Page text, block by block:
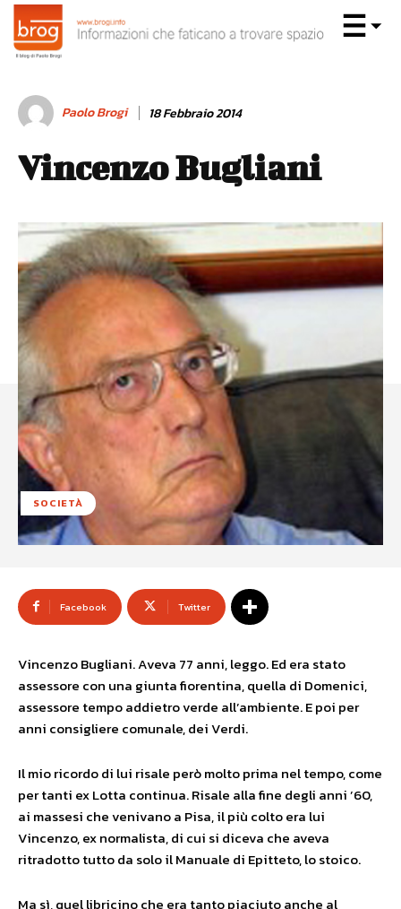
Paolo Brogi 18 Febbraio 2014
Vincenzo Bugliani
SOCIETÀ
Facebook Twitter
Vincenzo Bugliani. Aveva 77 anni, leggo. Ed era stato
assessore con una giunta fiorentina, quella di Domenici,
assessore tempo addietro verde all’ambiente. E poi per
anni consigliere comunale, dei Verdi.
Il mio ricordo di lui risale però molto prima nel tempo, come
per tanti ex Lotta continua. Risale alla fine degli anni ’60,
ai massesi che venivano a Pisa, il più colto era lui
Vincenzo, exnormalista, di cui si diceva che aveva
ritradotto tutto da solo il Manuale di Epitteto, lo stoico.
Ma sì, quel libricino che era tanto piaciuto anche al